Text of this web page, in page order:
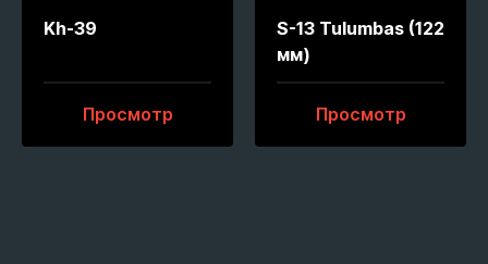
Kh-39
Просмотр
S-13 Tulumbas (122
мм)
Просмотр